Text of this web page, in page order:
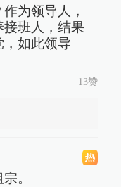
为领导人，
班人，结果
如此领导
13赞
。